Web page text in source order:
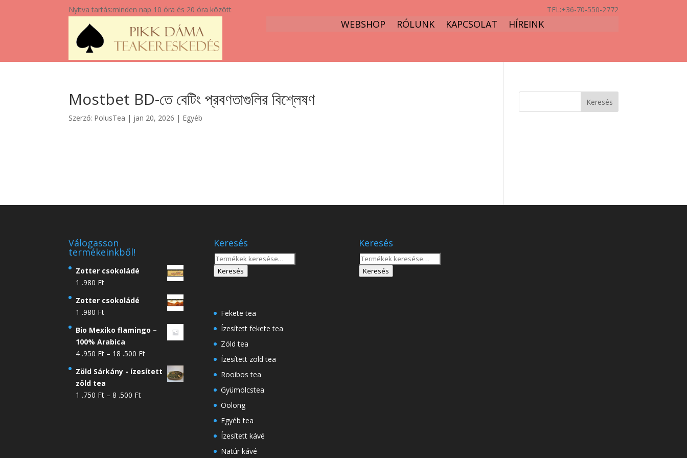
Nyitva tartás:minden nap 10 óra és 20 óra között TEL:+36-70-550-2772
WEBSHOP RÓLUNK KAPCSOLAT HÍREINK
Mostbet BD-তে বেটিং প্রবণতাগুলির বিশ্লেষণ
Szerző: PolusTea | jan 20, 2026 | Egyéb
Válogasson
termékeinkből!
Zotter csokoládé
1 .980 Ft
Zotter csokoládé
1 .980 Ft
Bio Mexiko flamingo –
100% Arabica
4 .950 Ft – 18 .500 FtÁrtartomány:
.950 Ft
Zöld Sárkány - ízesített
zöld tea
1 .750 Ft – 8 .500 FtÁrtartomány:
Keresés
Keresés
Keresés
Fekete tea
Ízesített fekete tea
Zöld tea
Ízesített zöld tea
Rooibos tea
Gyümölcstea
Oolong
Egyéb tea
Ízesített kávé
Natúr kávé
Keresés
Keresés
Keresés